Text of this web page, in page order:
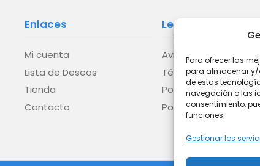
Para ofrecer las
para almacenar y/
de estas
navegación o las
consentimiento,
funciones.
Gestionar los
Enlaces
Mi cuenta
Lista de Deseos
Tienda
Contacto
Legal
Aviso legal
Términos y
Política de privacidad
Política de cookies